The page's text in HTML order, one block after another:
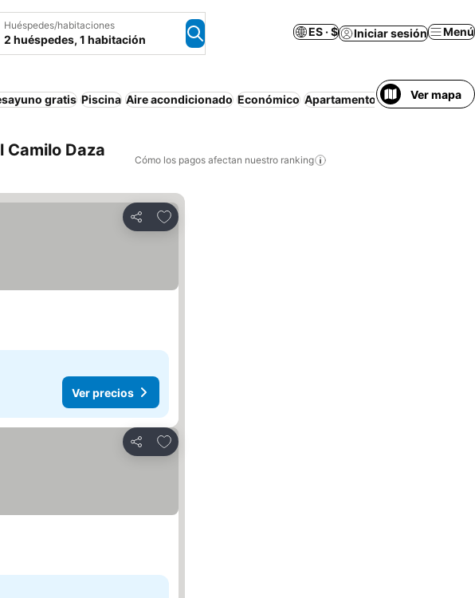
Huéspedes/habitaciones
2 huéspedes, 1 habitación
ES · $ Iniciar sesión Menú
gratis Piscina Aire acondicionado Económico Apartamento amueblado Wifi
Ver mapa
Daza
Cómo los pagos afectan nuestro ranking
Compartir
Agregar a favoritos
Ver precios
Compartir
Agregar a favoritos